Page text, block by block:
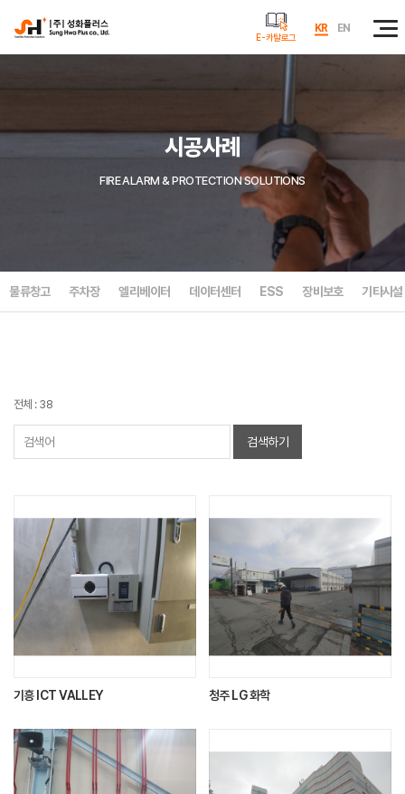
E-카탈로그
KR EN
시공사례
FIRE ALARM & PROTECTION SOLUTIONS
물류창고 주차장 엘리베이터 데이터센터 ESS 장비보호 기타시설
전체 : 38
검색하기
기흥 ICT VALLEY 청주 LG 화학